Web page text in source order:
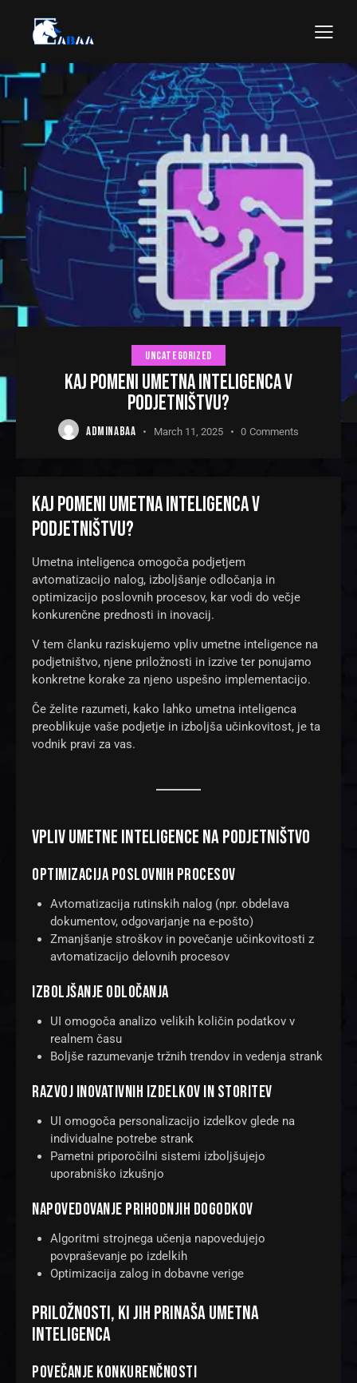
UNCATEGORIZED
KAJ POMENI UMETNA INTELIGENCA V
PODJETNIŠTVU?
ADMINABAA March 11, 2025 0 Comments
KAJ POMENI UMETNA INTELIGENCA V
PODJETNIŠTVU?
Umetna inteligenca omogoča podjetjem
avtomatizacijo nalog, izboljšanje odločanja in
optimizacijo poslovnih procesov, kar vodi do večje
konkurenčne prednosti in inovacij.
V tem članku raziskujemo vpliv umetne inteligence na
podjetništvo, njene priložnosti in izzive ter ponujamo
konkretne korake za njeno uspešno implementacijo.
Če želite razumeti, kako lahko umetna inteligenca
preoblikuje vaše podjetje in izboljša učinkovitost, je ta
vodnik pravi za vas.
VPLIV UMETNE INTELIGENCE NA PODJETNIŠTVO
OPTIMIZACIJA POSLOVNIH PROCESOV
Avtomatizacija rutinskih nalog (npr. obdelava
dokumentov, odgovarjanje na e-pošto)
Zmanjšanje stroškov in povečanje učinkovitosti z
avtomatizacijo delovnih procesov
IZBOLJŠANJE ODLOČANJA
UI omogoča analizo velikih količin podatkov v
realnem času
Boljše razumevanje tržnih trendov in vedenja strank
RAZVOJ INOVATIVNIH IZDELKOV IN STORITEV
UI omogoča personalizacijo izdelkov glede na
individualne potrebe strank
Pametni priporočilni sistemi izboljšujejo
uporabniško izkušnjo
NAPOVEDOVANJE PRIHODNJIH DOGODKOV
Algoritmi strojnega učenja napovedujejo
povpraševanje po izdelkih
Optimizacija zalog in dobavne verige
PRILOŽNOSTI, KI JIH PRINAŠA UMETNA
INTELIGENCA
POVEČANJE KONKURENČNOSTI